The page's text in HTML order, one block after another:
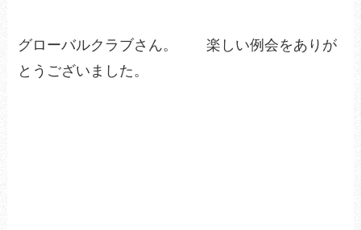
グローバルクラブさん。 楽しい例会をありが
とうございました。